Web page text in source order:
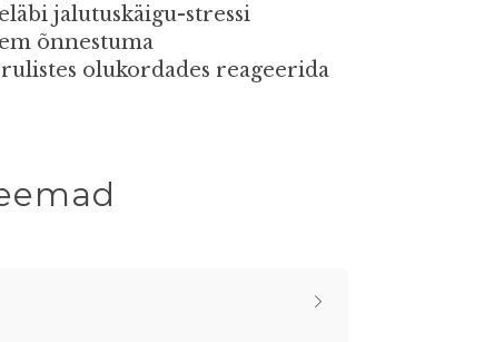
jalutuskäigu-stressi
õnnestuma
olukordades reageerida